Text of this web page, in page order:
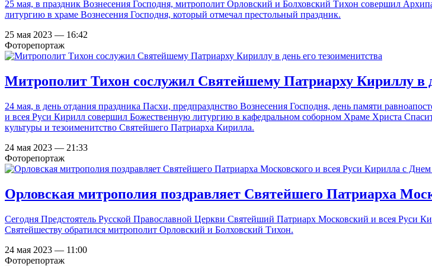
25 мая, в праздник Вознесения Господня, митрополит Орловский и Болховский Тихон совершил
литургию в храме Вознесения Господня, который отмечал престольный праздник.
25 мая 2023 — 16:42
Фоторепортаж
Митрополит Тихон сослужил Святейшему Патриарху Кириллу в
24 мая, в день отдания праздника Пасхи, предпразднство Вознесения Господня, день памяти
и всея Руси Кирилл совершил Божественную литургию в кафедральном соборном Храме Христа
культуры и тезоименитство Святейшего Патриарха Кирилла.
24 мая 2023 — 21:33
Фоторепортаж
Орловская митрополия поздравляет Святейшего Патриарха
Сегодня Предстоятель Русской Православной Церкви Святейший Патриарх Московский и всея Руси
Святейшеству обратился митрополит Орловский и Болховский Тихон.
24 мая 2023 — 11:00
Фоторепортаж